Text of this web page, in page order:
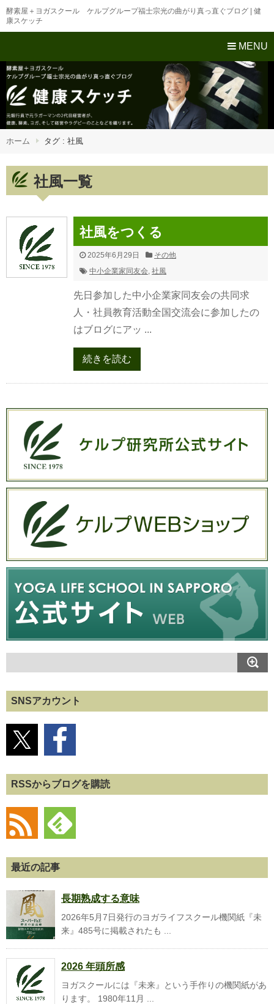
酵素屋＋ヨガスクール ケルプグループ福士宗光の曲がり真っ直ぐブログ | 健
康スケッチ
MENU
ホーム タグ : 社風
社風一覧
社風をつくる
2025年6月29日
その他
中小企業家同友会, 社風
先日参加した中小企業家同友会の共同求
人・社員教育活動全国交流会に参加したの
はブログにアッ ...
続きを読む
SNSアカウント
RSSからブログを購読
最近の記事
長期熟成する意味
2026年5月7日発行のヨガライフスクール機関紙『未
来』485号に掲載されたも ...
2026 年頭所感
ヨガスクールには『未来』という手作りの機関紙があ
ります。 1980年11月 ...